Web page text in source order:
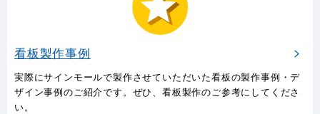
看板製作事例
実際にサインモールで製作させていただいた看板の製作事例・デ
ザイン事例のご紹介です。ぜひ、看板製作のご参考にしてくださ
い。